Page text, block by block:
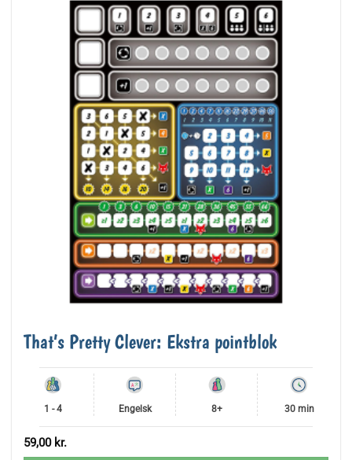
That’s Pretty Clever: Ekstra pointblok
1 - 4 Engelsk 8+ 30 min
59,00 kr.